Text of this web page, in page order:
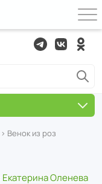
› Венок из роз
Екатерина Оленева